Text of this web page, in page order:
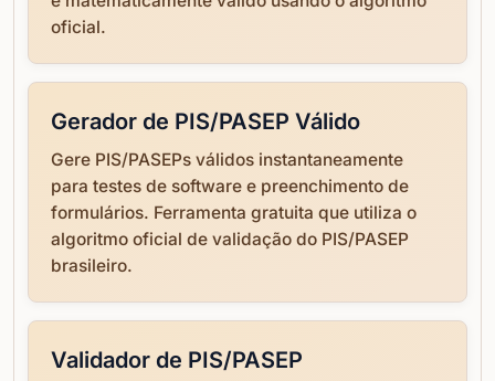
oficial.
Gerador de PIS/PASEP Válido
Gere PIS/PASEPs válidos instantaneamente
para testes de software e preenchimento de
formulários. Ferramenta gratuita que utiliza o
algoritmo oficial de validação do PIS/PASEP
brasileiro.
Validador de PIS/PASEP